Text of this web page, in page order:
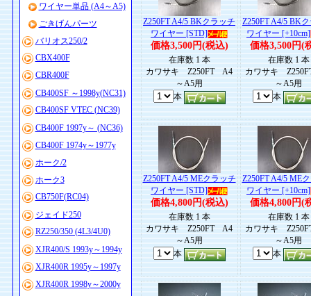
ワイヤー単品 (A4～A5)
ごきげんパーツ
バリオス250/2
CBX400F
CBR400F
CB400SF ～1998y(NC31)
CB400SF VTEC (NC39)
CB400F 1997y～ (NC36)
CB400F 1974y～1977y
ホーク/2
ホーク3
CB750F(RC04)
ジェイド250
RZ250/350 (4L3/4U0)
XJR400/S 1993y～1994y
XJR400R 1995y～1997y
XJR400R 1998y～2000y
Z250FT A4/5 BKクラッチ
ワイヤー [STD]
価格3,500円(税込)
在庫数 1 本
カワサキ Z250FT A4
～A5用
本
Z250FT A4/5 BK
ワイヤー [+10cm]
価格3,500円(
在庫数 1 本
カワサキ
～A5用
本
Z250FT A4/5 MEクラッチ
ワイヤー [STD]
価格4,800円(税込)
在庫数 1 本
カワサキ Z250FT A4
～A5用
本
Z250FT A4/5 ME
ワイヤー [+10cm]
価格4,800円(
在庫数 1 本
カワサキ
～A5用
本